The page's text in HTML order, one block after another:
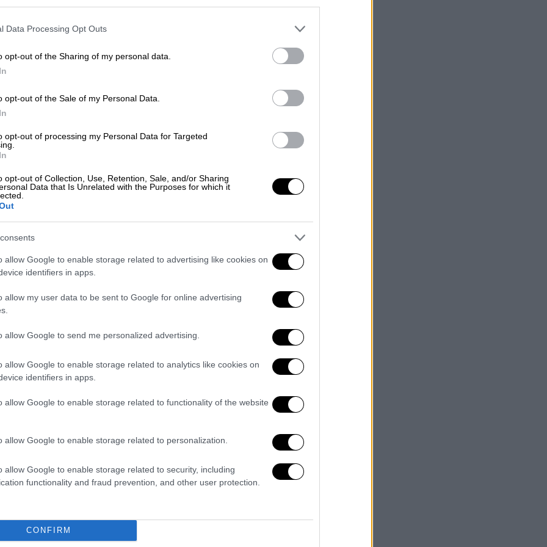
Data Processing Opt Outs
opt-out of the Sharing of my personal data.
opt-out of the Sale of my Personal Data.
opt-out of processing my Personal Data for Targeted
opt-out of Collection, Use, Retention, Sale, and/or Sharing
Data that Is Unrelated with the Purposes for which it
allow Google to enable storage related to advertising like cookies on
identifiers in apps.
allow my user data to be sent to Google for online advertising
allow Google to send me personalized advertising.
allow Google to enable storage related to analytics like cookies on
identifiers in apps.
allow Google to enable storage related to functionality of the website
allow Google to enable storage related to personalization.
allow Google to enable storage related to security, including
functionality and fraud prevention, and other user protection.
CONFIRM
μήνες για την υπόθεση των
εισαγγελικής εντολής, τη
με το κατηγορητήριο, το πόρισμά τους
στο εδώλιο για παράβαση
διαδικασίας, ο ένας εκ των
να τεθεί ζήτημα παύσης της ποινικής
μόνο για τον δεύτερο.
του θανόντος ζήτησε την παύση της
παύσει η ποινική δίωξη λόγω θανάτου»,
πράξη θανάτου, αλλά μόνο σχετική
εκφράστηκαν έντονες
μπορεί να μείνει κάτι συσκοτισμένο και
για θάνατο που χρήζει
δεν μπορεί να παύσει τη δίωξη
με αιχμές για ενδεχόμενη καθυστέρηση
απέρριψε τα σενάρια,
με τους κανόνες της δικονομίας και όχι
της διαδικασίας, επισημαίνοντας